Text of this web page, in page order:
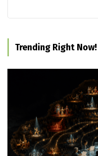
Trending Right Now!